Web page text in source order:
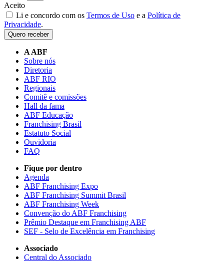
Aceito
Li e concordo com os Termos de Uso e a Política de
Privacidade.
Quero receber
A ABF
Sobre nós
Diretoria
ABF RIO
Regionais
Comitê e comissões
Hall da fama
ABF Educação
Franchising Brasil
Estatuto Social
Ouvidoria
FAQ
Fique por dentro
Agenda
ABF Franchising Expo
ABF Franchising Summit Brasil
ABF Franchising Week
Convenção do ABF Franchising
Prêmio Destaque em Franchising ABF
SEF - Selo de Excelência em Franchising
Associado
Central do Associado